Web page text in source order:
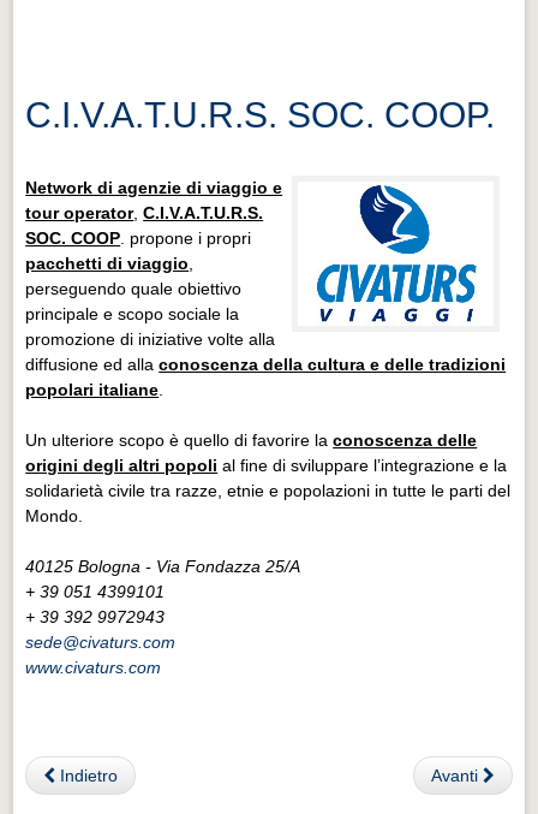
C.I.V.A.T.U.R.S. SOC. COOP.
Network di agenzie di viaggio e
tour operator,C.I.V.A.T.U.R.S.
SOC. COOP . propone i propri
pacchetti di viaggio
perseguendo quale obiettivo
principale e scopo sociale la
promozione di iniziative volte alla
diffusione ed allaconoscenza della cultura e delle tradizioni
popolari italiane
Un ulteriore scopo è quello di favorire laconoscenza delle
origini degli altri popoli al fine di sviluppare l’integrazione e la
solidarietà civile tra razze, etnie e popolazioni in tutte le parti del
Mondo.
40125 Bologna - Via Fondazza 25/A
+ 39 051 4399101
+ 39 392 9972943
sede@civaturs.com
www.civaturs.com
Indietro Avanti